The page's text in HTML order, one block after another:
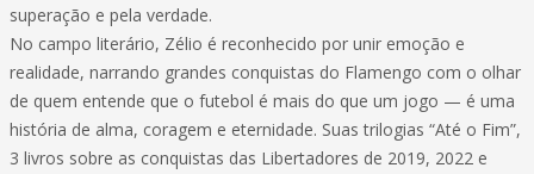
superação e pela verdade.
No campo literário, Zélio é reconhecido por unir emoção e
realidade, narrando grandes conquistas do Flamengo com o olhar
de quem entende que o futebol é mais do que um jogo — é uma
história de alma, coragem e eternidade. Suas trilogias “Até o Fim”,
3 livros sobre as conquistas das Libertadores de 2019, 2022 e